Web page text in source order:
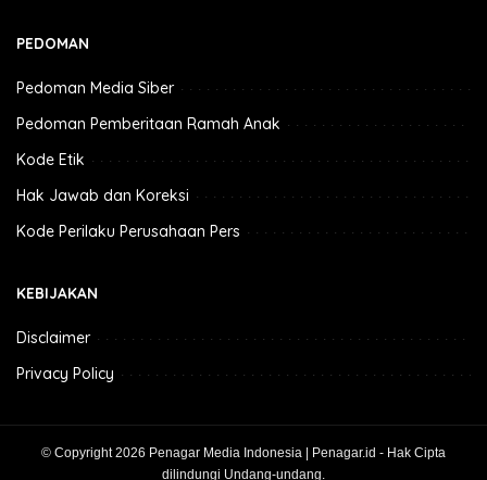
PEDOMAN
Pedoman Media Siber
Pedoman Pemberitaan Ramah Anak
Kode Etik
Hak Jawab dan Koreksi
Kode Perilaku Perusahaan Pers
KEBIJAKAN
Disclaimer
Privacy Policy
© Copyright 2026 Penagar Media Indonesia | Penagar.id - Hak Cipta
dilindungi Undang-undang.